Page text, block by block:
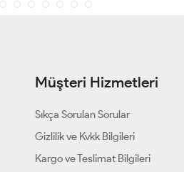
Müşteri Hizmetleri
Sıkça Sorulan Sorular
Gizlilik ve Kvkk Bilgileri
Kargo ve Teslimat Bilgileri